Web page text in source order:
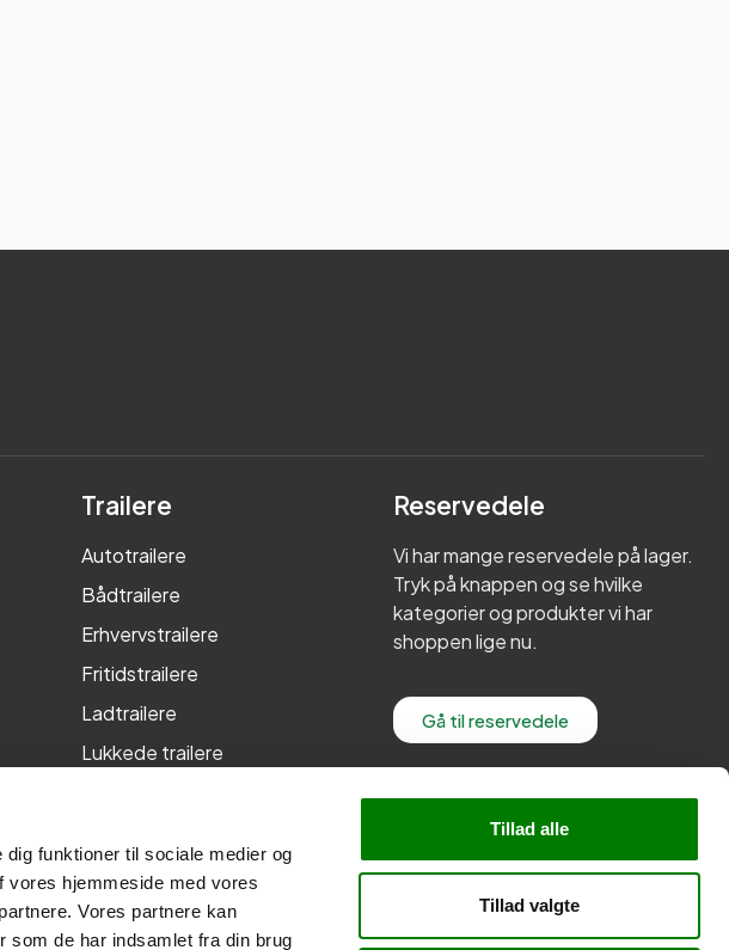
funktioner til sociale medier og
vores hjemmeside med vores
Vores partnere kan
som de har indsamlet fra din brug
Tillad alle
Tillad valgte
Trailere
Autotrailere
Bådtrailere
Erhvervstrailere
Fritidstrailere
Ladtrailere
Lukkede trailere
Reservedele
Vi har mange reservedele på lager.
Tryk på knappen og se hvilke
kategorier og produkter vi har
shoppen lige nu.
Gå til reservedele